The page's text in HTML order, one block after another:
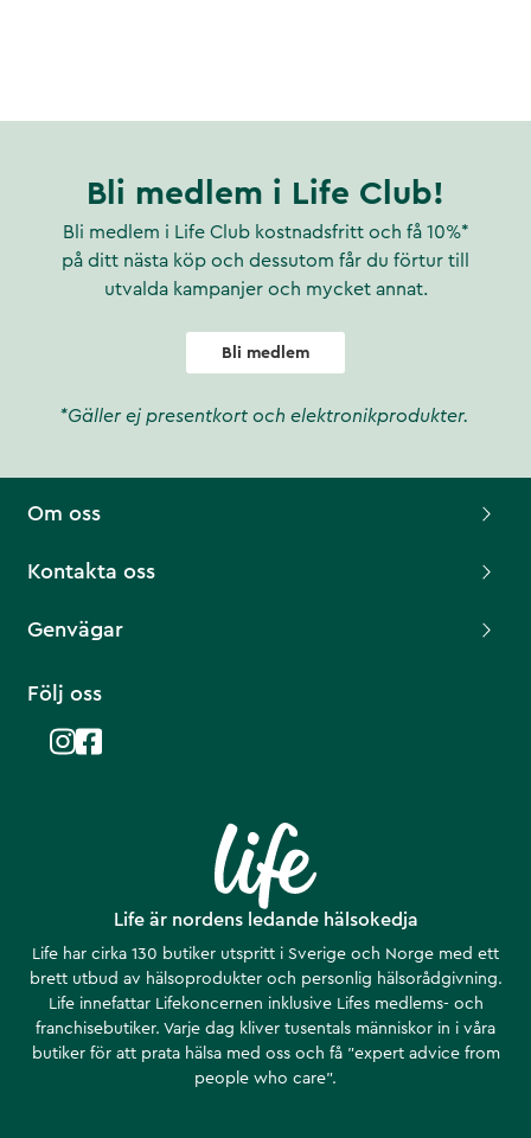
Bli medlem i Life Club!
Bli medlem i Life Club kostnadsfritt och få 10%*
på ditt nästa köp och dessutom får du förtur till
utvalda kampanjer och mycket annat.
Bli medlem
*Gäller ej presentkort och elektronikprodukter.
Life är nordens ledande hälsokedja
Life har cirka 130 butiker utspritt i Sverige och Norge med ett
brett utbud av hälsoprodukter och personlig hälsorådgivning.
Life innefattar Lifekoncernen inklusive Lifes medlems- och
franchisebutiker. Varje dag kliver tusentals människor in i våra
butiker för att prata hälsa med oss och få ”expert advice from
people who care”.
Om oss
Kontakta oss
Genvägar
Följ oss